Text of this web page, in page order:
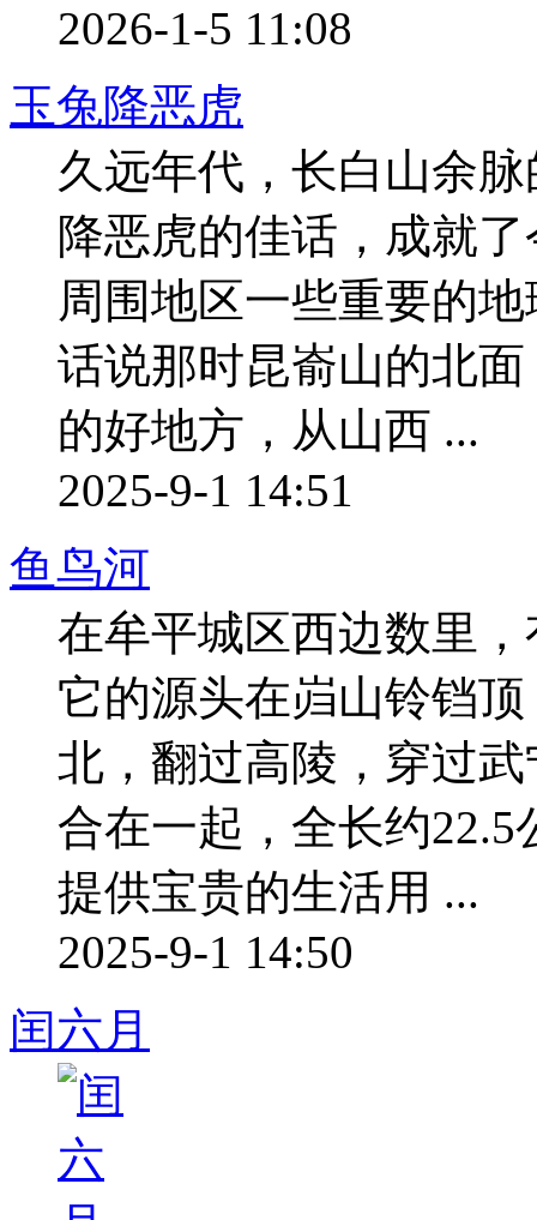
2026-1-5 11:08
玉兔降恶虎
久远年代，长白山余
降恶虎的佳话，成就
周围地区一些重要的
话说那时昆嵛山的北
的好地方，从山西 ...
2025-9-1 14:51
鱼鸟河
在牟平城区西边数里
它的源头在岿山铃铛
北，翻过高陵，穿过
合在一起，全长约
提供宝贵的生活用 ...
2025-9-1 14:50
闰六月